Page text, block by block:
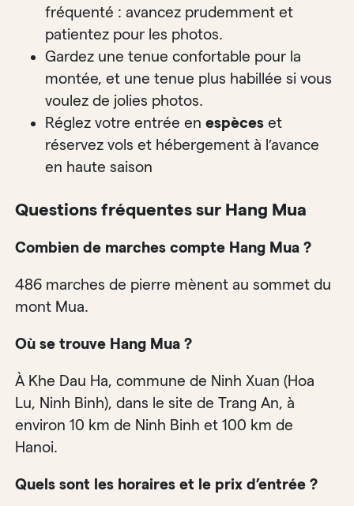
fréquenté : avancez prudemment et
patientez pour les photos.
Gardez une tenue confortable pour la
montée, et une tenue plus habillée si vous
voulez de jolies photos.
Réglez votre entrée enespèces et
réservez vols et hébergement à l’avance
en haute saison
Questions fréquentes sur Hang Mua
Combien de marches compte Hang Mua ?
486 marches de pierre mènent au sommet du
mont Mua.
Où se trouve Hang Mua ?
À Khe Dau Ha, commune de Ninh Xuan (Hoa
Lu, Ninh Binh), dans le site de Trang An, à
environ 10 km de Ninh Binh et 100 km de
Hanoi.
Quels sont les horaires et le prix d’entrée ?